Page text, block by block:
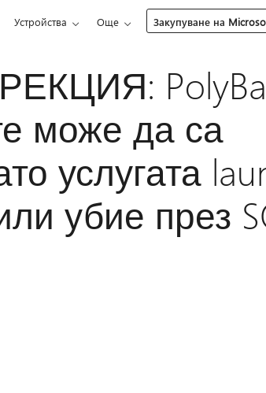
Устройства Още Закупуване на
може да са
услугата
убие през